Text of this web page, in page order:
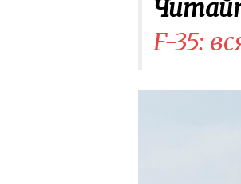
F-35: